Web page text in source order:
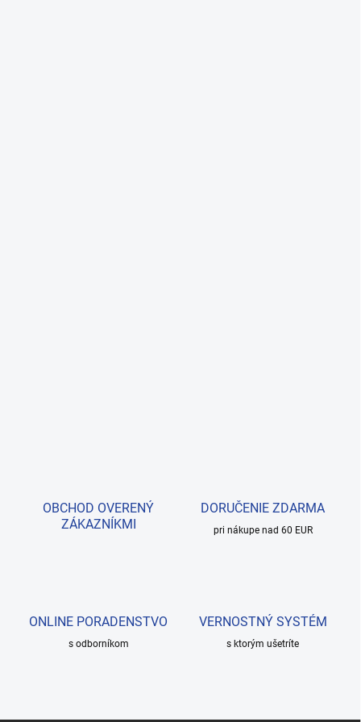
OBCHOD OVERENÝ
ZÁKAZNÍKMI
DORUČENIE ZDARMA
pri nákupe nad 60 EUR
ONLINE PORADENSTVO
s odborníkom
VERNOSTNÝ SYSTÉM
s ktorým ušetríte